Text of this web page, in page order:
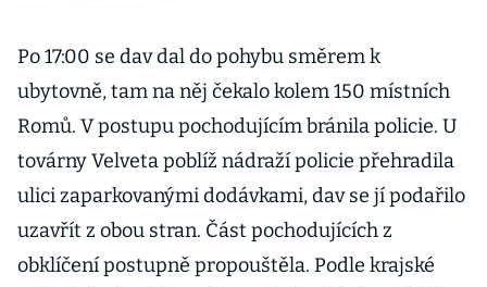
Po 17:00 se dav dal do pohybu směrem k
ubytovně, tam na něj čekalo kolem 150 místních
Romů. V postupu pochodujícím bránila policie. U
továrny Velveta poblíž nádraží policie přehradila
ulici zaparkovanými dodávkami, dav se jí podařilo
uzavřít z obou stran. Část pochodujících z
obklíčení postupně propouštěla. Podle krajské